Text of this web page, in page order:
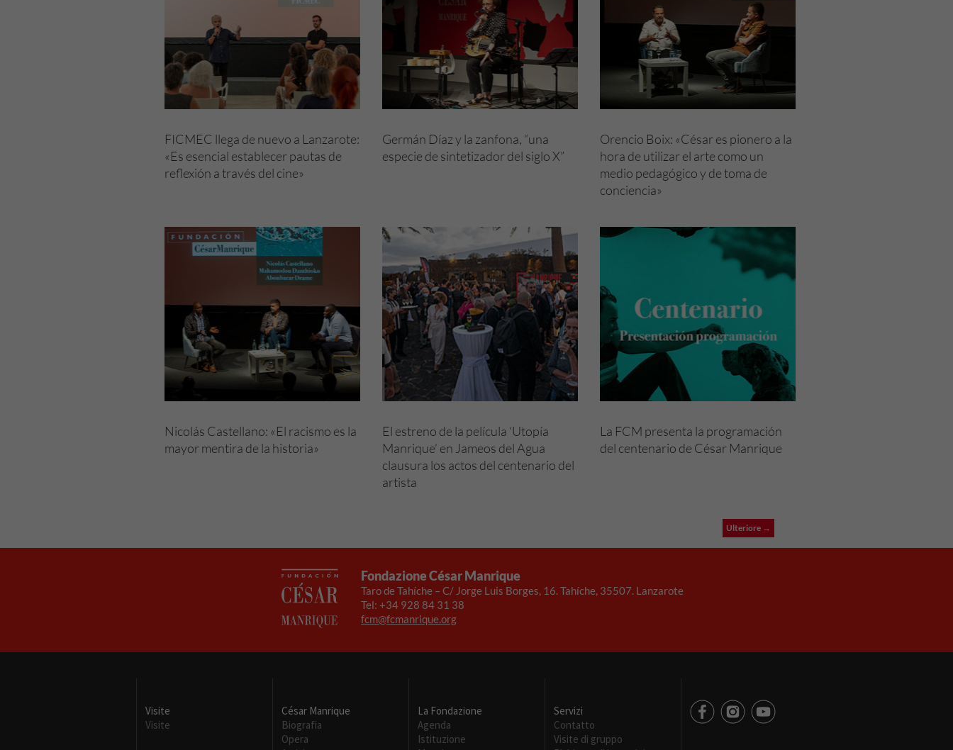
FICMEC llega de nuevo a Lanzarote:
«Es esencial establecer pautas de
reflexión a través del cine»
Germán Díaz y la zanfona, “una
especie de sintetizador del siglo X”
Orencio Boix: «César es pionero a la
hora de utilizar el arte como un
medio pedagógico y de toma de
conciencia»
Nicolás Castellano: «El racismo es la
mayor mentira de la historia»
El estreno de la película ‘Utopía
Manrique’ en Jameos del Agua
clausura los actos del centenario del
artista
La FCM presenta la programación
del centenario de César Manrique
Ulteriore →
Fondazione César Manrique
Taro de Tahíche – C/ Jorge Luis Borges, 16. Tahíche, 35507. Lanzarote
Tel: +34 928 84 31 38
fcm@fcmanrique.org
Visite
Visite
César Manrique
Biografia
Opera
La Fondazione
Agenda
Istituzione
Servizi
Contatto
Visite di gruppo
Necesarias
cookies no
son
para que
Experiencia